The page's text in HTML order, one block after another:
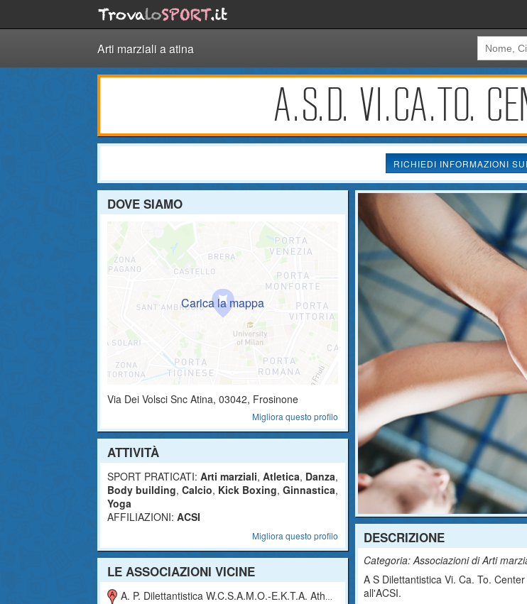
Arti marziali a atina
A.S.D. VI.CA.TO.
RICHIEDI INFORMAZIONI
DOVE SIAMO
Via Dei Volsci Snc Atina, 03042, Frosinone
Migliora questo profilo
ATTIVITÀ
SPORT PRATICATI: Arti marziali, Atletica, Danza,
Body building, Calcio, Kick Boxing, Ginnastica,
Yoga
AFFILIAZIONI: ACSI
Migliora questo profilo
LE ASSOCIAZIONI VICINE
A. P. Dilettantistica W.c.s.a.m.o.-E.k.t.a. Athena Dilettantistica
DESCRIZIONE
Categoria: Associazioni di Arti
A S Dilettantistica Vi. Ca. To.
all'ACSI.